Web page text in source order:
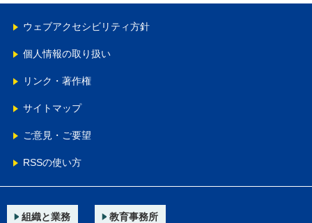
ウェブアクセシビリティ方針
個人情報の取り扱い
リンク・著作権
サイトマップ
ご意見・ご要望
RSSの使い方
組織と業務 教育事務所